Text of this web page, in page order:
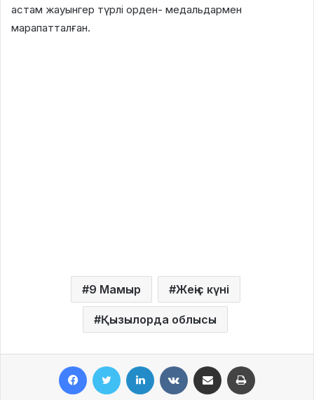
астам жауынгер түрлі орден- медальдармен
марапатталған.
9 Мамыр Жеңіс күні
Қызылорда облысы